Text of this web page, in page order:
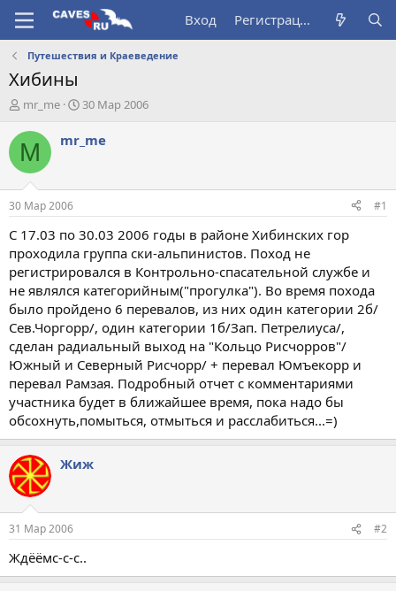
Вход Регистрация
Путешествия и Краеведение
Хибины
А
т
о
т
е
м
ы
mr_me
Д
т
а
а
л
30 Мар 2006
M mr_me
30 Мар 2006 #1
С 17.03 по 30.03 2006 годы в районе Хибинских гор
проходила группа ски-альпинистов. Поход не
регистрировался в Контрольно-спасательной службе и
не являлся категорийным("прогулка"). Во время похода
было пройдено 6 перевалов, из них один категории 2б/
Сев.Чоргорр/, один категории 1б/Зап. Петрелиуса/,
сделан радиальный выход на "Кольцо Рисчорров"/
Южный и Северный Рисчорр/ + перевал Юмъекорр и
перевал Рамзая. Подробный отчет с комментариями
участника будет в ближайшее время, пока надо бы
обсохнуть,помыться, отмыться и расслабиться...=)
Жиж
31 Мар 2006 #2
Ждёёмс-с-с..